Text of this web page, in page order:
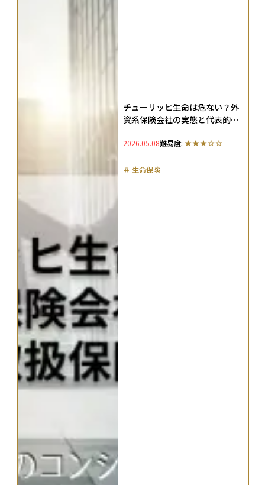
チューリッヒ生命は危ない？外
資系保険会社の実態と代表的な
2026.05.08難易度:
＃ 生命保険